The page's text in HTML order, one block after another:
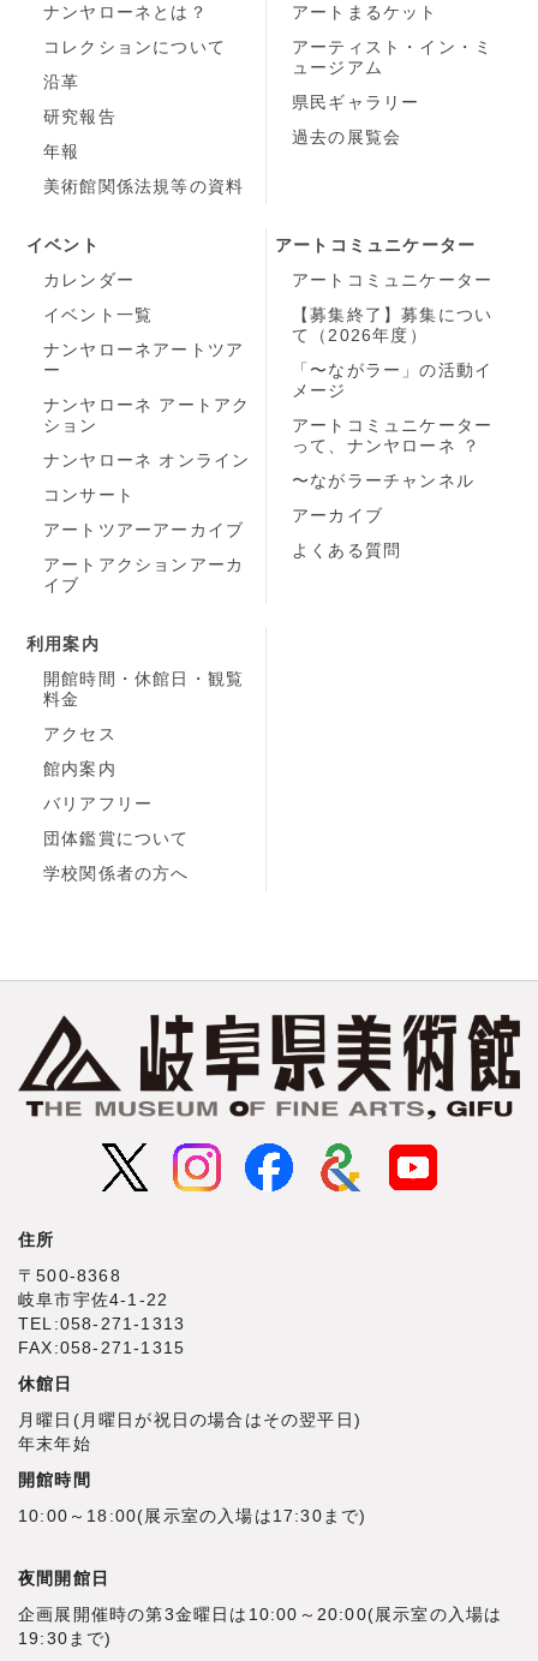
ナンヤローネとは？
コレクションについて
沿革
研究報告
年報
美術館関係法規等の資料
アートまるケット
アーティスト・イン・ミ
ュージアム
県民ギャラリー
過去の展覧会
イベント
カレンダー
イベント一覧
ナンヤローネアートツア
ー
ナンヤローネ アートアク
ション
ナンヤローネ オンライン
コンサート
アートツアーアーカイブ
アートアクションアーカ
イブ
アートコミュニケーター
アートコミュニケーター
【募集終了】募集につい
て（2026年度）
「〜ながラー」の活動イ
メージ
アートコミュニケーター
って、ナンヤローネ ？
〜ながラーチャンネル
アーカイブ
よくある質問
利用案内
開館時間・休館日・観覧
料金
アクセス
館内案内
バリアフリー
団体鑑賞について
学校関係者の方へ
住所
〒500‐8368
岐阜市宇佐4‐1‐22
TEL:058-271-1313
FAX:058-271-1315
休館日
月曜日(月曜日が祝日の場合はその翌平日)
年末年始
開館時間
10:00～18:00(展示室の入場は17:30まで)
夜間開館日
企画展開催時の第3金曜日は10:00～20:00(展示室の入場は
19:30まで)